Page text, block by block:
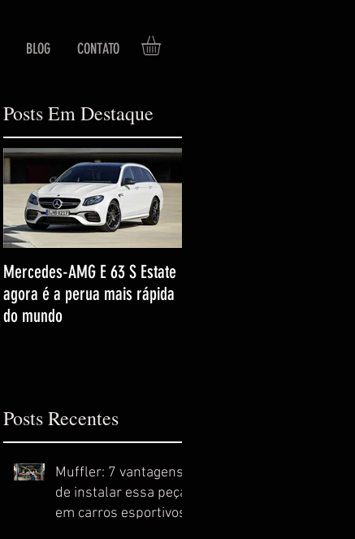
BLOG CONTATO
Posts Em Destaque
Mercedes-AMG E 63 S Estate
agora é a perua mais rápida
do mundo
Posts Recentes
Muffler: 7 vantagens
de instalar essa peça
em carros esportivos